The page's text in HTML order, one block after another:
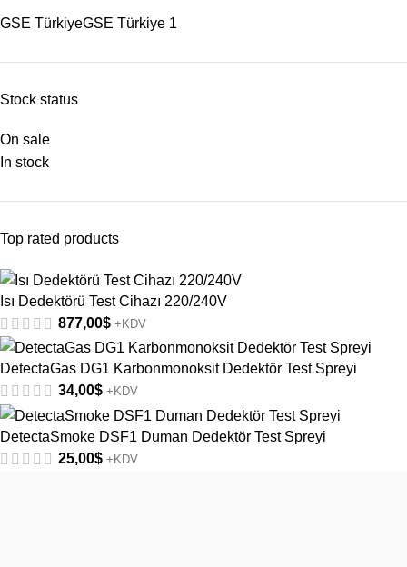
GSE TürkiyeGSE Türkiye 1
Stock status
On sale
In stock
Top rated products
Isı Dedektörü Test Cihazı 220/240V
877,00$ +KDV
DetectaGas DG1 Karbonmonoksit Dedektör Test Spreyi
34,00$ +KDV
DetectaSmoke DSF1 Duman Dedektör Test Spreyi
25,00$ +KDV